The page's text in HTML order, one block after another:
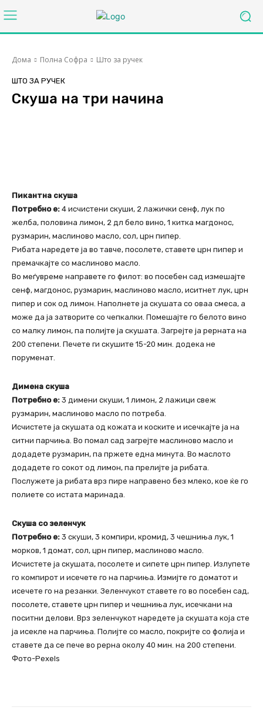
Дома Полна Софра Што за ручек
ШТО ЗА РУЧЕК
Скуша на три начина
Пикантна скуша
Потребно е: 4 исчистени скуши, 2 лажички сенф, лук по
желба, половина лимон, 2 дл бело вино, 1 китка магдонос,
рузмарин, маслиново масло, сол, црн пипер.
Рибата наредете ја во тавче, посолете, ставете црн пипер и
премачкајте со маслиново масло.
Во меѓувреме направете го филот: во посебен сад измешајте
сенф, магдонос, рузмарин, маслиново масло, иситнет лук, црн
пипер и сок од лимон. Наполнете ја скушата со оваа смеса, а
може да ја затворите со чепкалки. Помешајте го белото вино
со малку лимон, па полијте ја скушата. Загрејте ја рерната на
200 степени. Печете ги скушите 15-20 мин. додека не
поруменат.
Димена скуша
Потребно е: 3 димени скуши, 1 лимон, 2 лажици свеж
рузмарин, маслиново масло по потреба.
Исчистете ја скушата од кожата и коските и исечкајте ја на
ситни парчиња. Во помал сад загрејте маслиново масло и
додадете рузмарин, па пржете една минута. Во маслото
додадете го сокот од лимон, па прелијте ја рибата.
Послужете ја рибата врз пире направено без млеко, кое ќе го
полиете со истата маринада.
Скуша со зеленчук
Потребно е: 3 скуши, 3 компири, кромид, 3 чешниња лук, 1
морков, 1 домат, сол, црн пипер, маслиново масло.
Исчистете ја скушата, посолете и сипете црн пипер. Излупете
го компирот и исечете го на парчиња. Измијте го доматот и
исечете го на резанки. Зеленчукот ставете го во посебен сад,
посолете, ставете црн пипер и чешниња лук, исечкани на
поситни делови. Врз зеленчукот наредете ја скушата која сте
ја исекле на парчиња. Полијте со масло, покријте со фолија и
ставете да се пече во рерна околу 40 мин. на 200 степени.
Фото-Pexels